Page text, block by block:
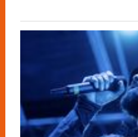
Wizemann 28.04. | MAGNUM |
Minds | MHP-Arena 29.04. |
Florian Silbereisen präs. Das
Schleyerhalle 29.04. | Chris
Udo Jürgens Story - sein
Konzerthaus Karlsruhe 30.04. |
01.05. | Clannad Irish Band |
Madlaina | Im Wizemann 02.05.
03.05. | Santiano | Porsche-
Die Show | Porsche-Arena